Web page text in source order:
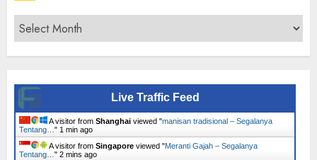
Archives
Live Traffic Feed
A visitor from Shanghai viewed "manisan tradisional – Segalanya
Tentang…" 1 min ago
A visitor from Singapore viewed "Meranti Gajah – Segalanya
Tentang…" 2 mins ago